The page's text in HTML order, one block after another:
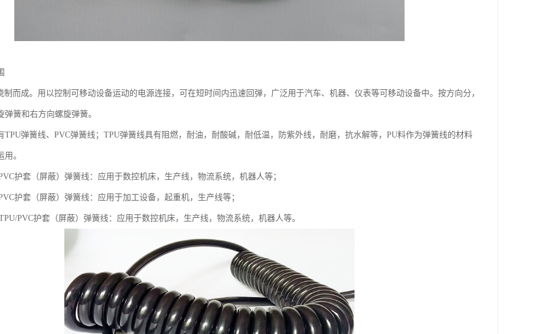
制而成。用以控制可移动设备运动的电源连接，可在短时间内迅速回弹，广泛用于汽车、机器、仪表等可移动设备中。按方向分，
弹簧和右方向螺旋弹簧。
TPU弹簧线、PVC弹簧线；TPU弹簧线具有阻燃，耐油，耐酸碱，耐低温，防紫外线，耐磨，抗水解等，PU料作为弹簧线的材料
。
护套（屏蔽）弹簧线：应用于数控机床，生产线，物流系统，机器人等；
护套（屏蔽）弹簧线：应用于加工设备，起重机，生产线等；
PVC护套（屏蔽）弹簧线：应用于数控机床，生产线，物流系统，机器人等。